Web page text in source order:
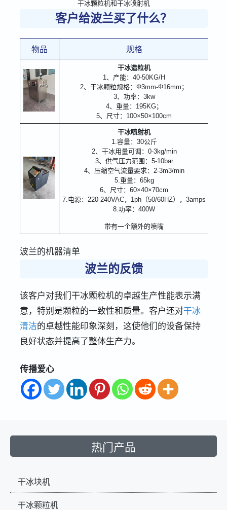
干冰颗粒机和干冰喷射机
客户给波兰买了什么？
物品 规格
干冰造粒机
1、产能：40-50KG/H
2、干冰颗粒规格：Φ3mm-Φ16mm；
3、功率：3kw
4、重量：195KG；
5、尺寸：100×50×100cm
干冰喷射机
1.容量：30公斤
2、干冰用量可调：0-3kg/min
3、供气压力范围：5-10bar
4、压缩空气流量要求：2-3m3/min
5.重量：65kg
6、尺寸：60×40×70cm
7.电源：220-240VAC，1ph（50/60HZ），3amps
8.功率：400W
带有一个额外的喷嘴
波兰的机器清单
波兰的反馈
该客户对我们干冰颗粒机的卓越生产性能表示满
意，特别是颗粒的一致性和质量。客户还对干冰
清洁的卓越性能印象深刻，这使他们的设备保持
良好状态并提高了整体生产力。
传播爱心
热门产品
干冰块机
干冰颗粒机